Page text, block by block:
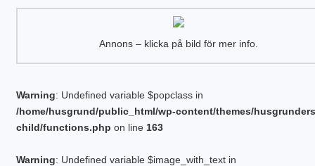
Annons – klicka på bild för mer info.
Warning: Undefined variable $popclass in
/home/husgrund/public_html/wp-content/themes/
child/functions.php on line 163
Warning: Undefined variable $image_with_text in